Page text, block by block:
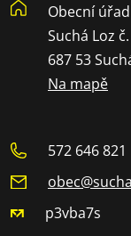
Obecní
Suchá Loz
687 53
Na mapě
572 646 821
p3vba7s